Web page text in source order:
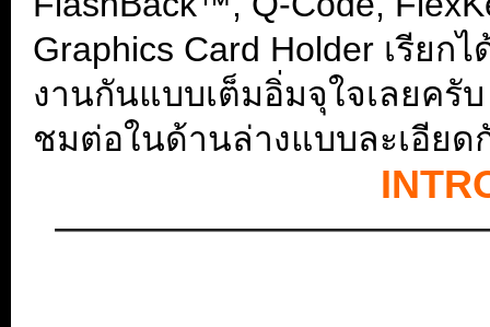
Graphics Card Holder เรียก
งานกันแบบเต็มอิ่มจุใจเลยครั
ชมต่อในด้านล่างแบบละเอียด